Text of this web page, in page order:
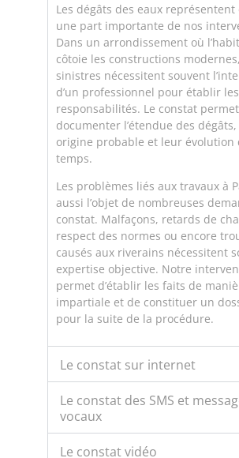
Les dégâts des eaux
une part importante de nos
Dans un arrondissement où
côtoie les constructions
sinistres nécessitent souvent
d’un professionnel pour établir les
responsabilités. Le constat
documenter l’étendue des
origine probable et leur évolution
temps.
Les problèmes liés aux travaux à
aussi l’objet de nombreuses
constat. Malfaçons, retards de
respect des normes ou encore
causés aux riverains nécessitent
expertise objective. Notre
permet d’établir les faits de
impartiale et de constituer un
pour la suite de la procédure.
Le constat sur internet
Le constat des SMS et
vocaux
Le constat vidéo